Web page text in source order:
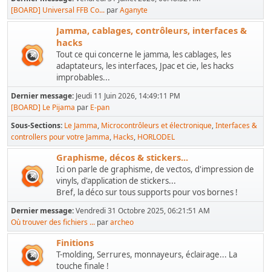
[BOARD] Universal FFB Co... parAganyte
Jamma, cablages, contrôleurs, interfaces &
hacks
Tout ce qui concerne le jamma, les cablages, les
adaptateurs, les interfaces, Jpac et cie, les hacks
improbables...
Dernier message: Jeudi 11 Juin 2026, 14:49:11 PM
[BOARD] Le Pijama par E-pan
Sous-Sections Le Jamma Microcontrôleurs et électronique Interfaces &
controllers pour votre Jamma Hacks HORLODEL
Graphisme, décos & stickers...
Ici on parle de graphisme, de vectos, d'impression de
vinyls, d'application de stickers...
Bref, la déco sur tous supports pour vos bornes !
Dernier message:Vendredi 31 Octobre 2025, 06:21:51 AM
Où trouver des fichiers ... pararcheo
Finitions
T-molding, Serrures, monnayeurs, éclairage... La
touche finale !